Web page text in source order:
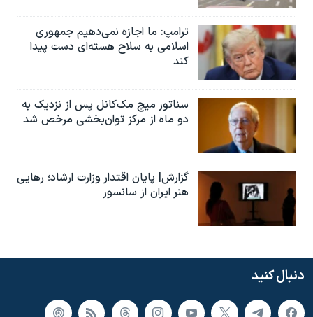
ترامپ: ما اجازه نمی‌دهیم جمهوری
اسلامی به سلاح هسته‌ای دست پیدا
کند
سناتور میچ مک‌کانل پس از نزدیک به
دو ماه از مرکز توان‌بخشی مرخص شد
گزارش| پایان اقتدار وزارت ارشاد؛ رهایی
هنر ایران از سانسور
دنبال کنید